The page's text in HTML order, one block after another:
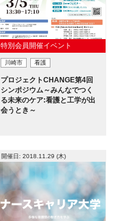
特別会員開催イベント
川崎市 看護
プロジェクトCHANGE第4回
シンポジウム～みんなでつく
る未来のケア:看護と工学が出
会うとき～
開催日: 2018.11.29 (木)